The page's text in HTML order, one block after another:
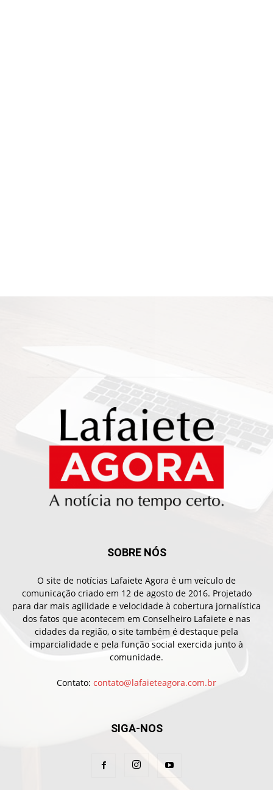
SOBRE NÓS
O site de notícias Lafaiete Agora é um veículo de
comunicação criado em 12 de agosto de 2016. Projetado
para dar mais agilidade e velocidade à cobertura jornalística
dos fatos que acontecem em Conselheiro Lafaiete e nas
cidades da região, o site também é destaque pela
imparcialidade e pela função social exercida junto à
comunidade.
Contato: contato@lafaieteagora.com.br
SIGA-NOS